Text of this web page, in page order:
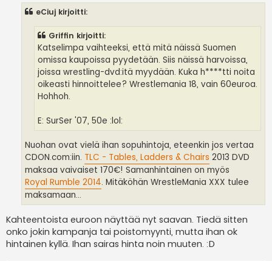
eCiuj kirjoitti:
Griffin kirjoitti:
Katselimpa vaihteeksi, että mitä näissä Suomen
omissa kaupoissa pyydetään. Siis näissä harvoissa,
joissa wrestling-dvd:itä myydään. Kuka h****tti noita
oikeasti hinnoittelee? Wrestlemania 18, vain 60euroa.
Hohhoh.
E: SurSer '07, 50e :lol:
Nuohan ovat vielä ihan sopuhintoja, eteenkin jos vertaa
CDON.com:iin. TLC - Tables, Ladders & Chairs 2013 DVD
maksaa vaivaiset 170€! Samanhintainen on myös
Royal Rumble 2014. Mitäköhän WrestleMania XXX tulee
maksamaan...
Kahteentoista euroon näyttää nyt saavan. Tiedä sitten
onko jokin kampanja tai poistomyynti, mutta ihan ok
hintainen kyllä. Ihan sairas hinta noin muuten. :D